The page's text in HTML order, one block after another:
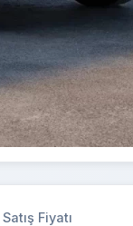
Satış Fiyatı